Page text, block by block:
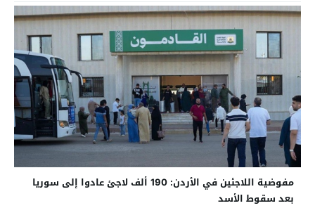
مفوضية اللاجئين في الأردن: 190 ألف لاجئ عادوا إلى سوريا
بعد سقوط الأسد